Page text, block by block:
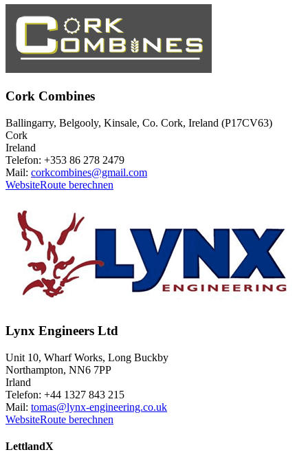
Cork Combines
Ballingarry, Belgooly, Kinsale, Co. Cork, Ireland (P17CV63)
Cork
Ireland
Telefon: +353 86 278 2479
Mail: corkcombines@gmail.com
WebsiteRoute berechnen
Lynx Engineers Ltd
Unit 10, Wharf Works, Long Buckby
Northampton, NN6 7PP
Irland
Telefon: +44 1327 843 215
Mail: tomas@lynx-engineering.co.uk
WebsiteRoute berechnen
LettlandX